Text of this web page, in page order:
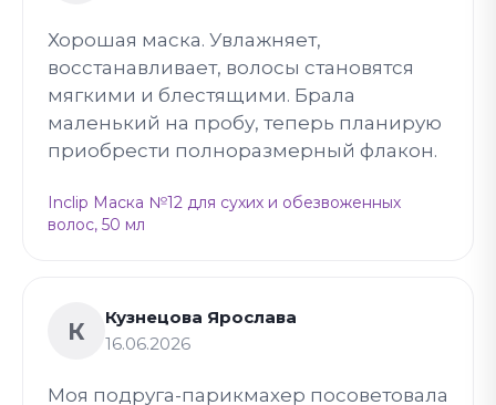
Хорошая маска. Увлажняет,
восстанавливает, волосы становятся
мягкими и блестящими. Брала
маленький на пробу, теперь планирую
приобрести полноразмерный флакон.
Inclip Маска №12 для сухих и обезвоженных
волос, 50 мл
К
Кузнецова Ярослава
16.06.2026
Моя подруга-парикмахер посоветовала